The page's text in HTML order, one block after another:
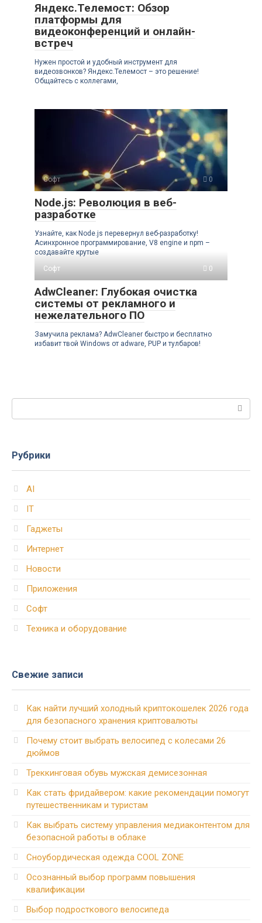
Яндекс.Телемост: Обзор
платформы для
видеоконференций и онлайн-
встреч
Нужен простой и удобный инструмент для
видеозвонков? Яндекс.Телемост – это решение!
Общайтесь с коллегами,
Софт 0
Node.js: Революция в веб-
разработке
Узнайте, как Node.js перевернул веб-разработку!
Асинхронное программирование, V8 engine и npm –
создавайте крутые
Софт
0
AdwCleaner: Глубокая очистка
системы от рекламного и
нежелательного ПО
Замучила реклама? AdwCleaner быстро и бесплатно
избавит твой Windows от adware, PUP и тулбаров!
Рубрики
AI
IT
Гаджеты
Интернет
Новости
Приложения
Софт
Техника и оборудование
Свежие записи
Как найти лучший холодный криптокошелек 2026 года
для безопасного хранения криптовалюты
Почему стоит выбрать велосипед с колесами 26
дюймов
Треккинговая обувь мужская демисезонная
Как стать фридайвером: какие рекомендации помогут
путешественникам и туристам
Как выбрать систему управления медиаконтентом для
безопасной работы в облаке
Сноубордическая одежда COOL ZONE
Осознанный выбор программ повышения
квалификации
Выбор подросткового велосипеда